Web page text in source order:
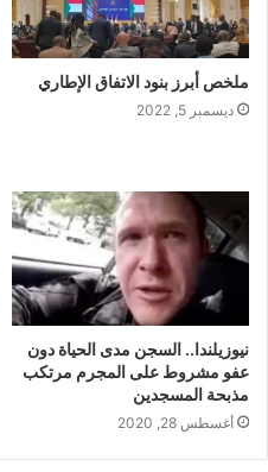
ملخص أبرز بنود الاتفاق الإطاري
ديسمبر 5, 2022
نيوزيلندا.. السجن مدى الحياة دون
عفو مشروط على المجرم مرتكب
مذبحة المسجدين
أغسطس 28, 2020